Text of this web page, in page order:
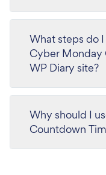
What steps do
Cyber Monday
WP Diary site?
Why should I
Countdown